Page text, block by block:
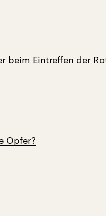
beim Eintreffen der
Opfer?